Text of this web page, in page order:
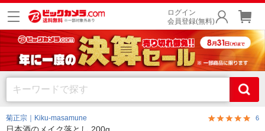
ログイン
会員登録(無料)
菊正宗｜Kiku-masamune 6